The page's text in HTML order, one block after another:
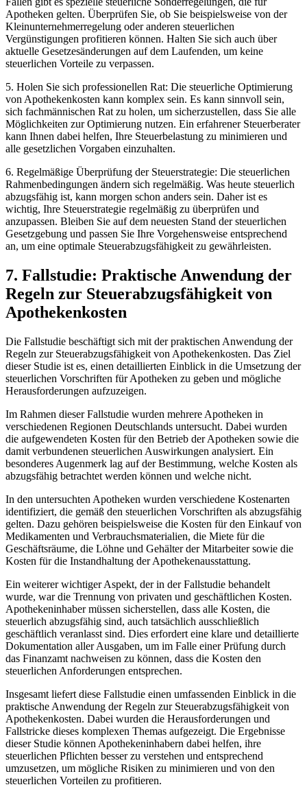
Apotheken gelten. Überprüfen⁤ Sie, ob Sie beispielsweise ‌von der
Kleinunternehmerregelung oder anderen‌ steuerlichen
Vergünstigungen profitieren können. Halten Sie sich auch‍ über
aktuelle​ Gesetzesänderungen auf⁣ dem Laufenden, um keine
steuerlichen Vorteile zu verpassen.
5.⁤ Holen Sie sich professionellen Rat: ⁢Die steuerliche Optimierung
von Apothekenkosten kann komplex sein. Es kann sinnvoll sein,
sich⁣ fachmännischen Rat zu holen, um sicherzustellen, dass Sie⁢ alle
Möglichkeiten zur‍ Optimierung nutzen. Ein ⁢erfahrener​ Steuerberater
kann Ihnen dabei helfen, Ihre Steuerbelastung zu minimieren und
alle gesetzlichen Vorgaben einzuhalten.
6. Regelmäßige Überprüfung der Steuerstrategie: Die steuerlichen
Rahmenbedingungen ändern sich regelmäßig. Was heute ‍steuerlich
abzugsfähig ist, kann morgen schon anders sein. Daher ist es
wichtig, Ihre Steuerstrategie regelmäßig zu überprüfen und
anzupassen. Bleiben Sie auf dem neuesten Stand der⁢ steuerlichen
Gesetzgebung und passen ‍Sie Ihre Vorgehensweise ⁣entsprechend
an, um eine optimale Steuerabzugsfähigkeit zu gewährleisten.
7. Fallstudie: Praktische Anwendung der
Regeln zur Steuerabzugsfähigkeit ⁢von
Apothekenkosten
Die Fallstudie beschäftigt sich⁤ mit der praktischen Anwendung der
Regeln⁢ zur Steuerabzugsfähigkeit von ⁢Apothekenkosten. Das‍ Ziel
dieser Studie ist es, einen detaillierten ‍Einblick in die Umsetzung⁤ der
steuerlichen Vorschriften für Apotheken‌ zu geben und mögliche
Herausforderungen aufzuzeigen.
Im Rahmen dieser Fallstudie wurden mehrere Apotheken in
verschiedenen ‍Regionen Deutschlands untersucht. Dabei wurden
‌die aufgewendeten Kosten⁣ für den Betrieb der Apotheken sowie die
damit verbundenen steuerlichen Auswirkungen analysiert. Ein
besonderes Augenmerk lag auf der Bestimmung, welche Kosten als
abzugsfähig betrachtet werden können und welche nicht.
In den untersuchten Apotheken⁣ wurden verschiedene Kostenarten
identifiziert, die gemäß den steuerlichen Vorschriften als abzugsfähig
gelten. Dazu gehören beispielsweise die Kosten für‌ den Einkauf von
Medikamenten und Verbrauchsmaterialien, die Miete für die
Geschäftsräume, die Löhne⁢ und​ Gehälter der Mitarbeiter sowie die
Kosten⁤ für die Instandhaltung der Apothekenausstattung.
Ein weiterer wichtiger Aspekt, der in der Fallstudie behandelt
wurde, war ‌die Trennung von privaten und geschäftlichen Kosten.
Apothekeninhaber⁣ müssen​ sicherstellen, dass alle Kosten, die
steuerlich abzugsfähig sind, ​auch tatsächlich ausschließlich
geschäftlich veranlasst sind. Dies erfordert eine klare und detaillierte
Dokumentation aller ‍Ausgaben, ​um im ​Falle einer Prüfung durch
das Finanzamt nachweisen zu ⁣können, dass die Kosten den
steuerlichen Anforderungen entsprechen.
Insgesamt liefert diese ⁤Fallstudie einen ⁣umfassenden Einblick in die
praktische Anwendung der Regeln zur Steuerabzugsfähigkeit von
Apothekenkosten. Dabei wurden ⁢die Herausforderungen und
Fallstricke dieses komplexen Themas aufgezeigt. Die Ergebnisse
dieser ⁢Studie können Apothekeninhabern dabei helfen, ihre
steuerlichen‍ Pflichten besser zu verstehen und entsprechend
umzusetzen, um mögliche‌ Risiken zu minimieren und von den​
steuerlichen Vorteilen zu profitieren.